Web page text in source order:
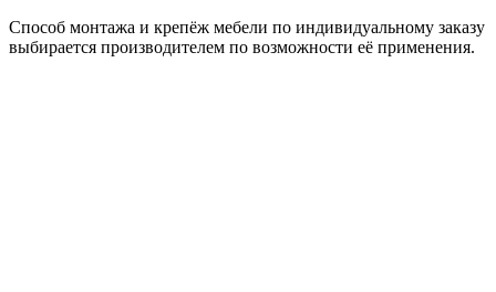
Способ монтажа и крепёж мебели по индивидуальному заказу
выбирается производителем по возможности её применения.